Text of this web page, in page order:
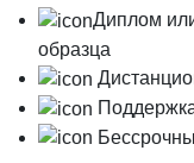
Диплом
образца